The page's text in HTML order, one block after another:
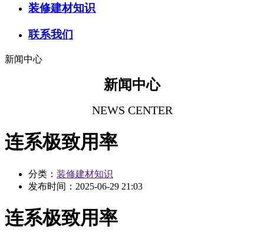
装修建材知识
联系我们
新闻中心
新闻中心
NEWS CENTER
连系极致用率
分类： 装修建材知识
发布时间： 2025-06-29 21:03
连系极致用率